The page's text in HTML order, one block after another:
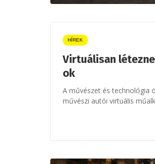
HÍREK
Virtuálisan
ok
A művészet és technológia
művészi autói virtuális